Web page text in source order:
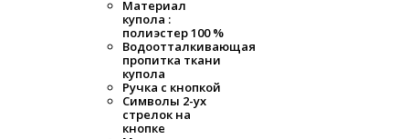
Материал
купола :
полиэстер 100 %
Водоотталкивающая
пропитка ткани
купола
Ручка с кнопкой
Символы 2-ух
стрелок на
кнопке